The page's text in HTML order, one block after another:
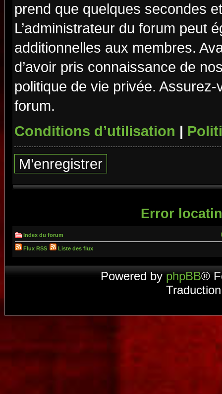
prend que quelques secondes
L’administrateur du forum peut
additionnelles aux membres.
d’avoir pris connaissance de
politique de vie privée.
forum.
Conditions d’utilisation |
M’enregistrer
Error
Index du forum
Flux RSS Liste des flux
Powered by phpBB®